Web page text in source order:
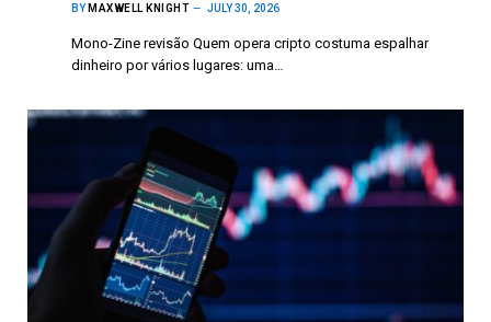
BY MAXWELL KNIGHT JULY 30, 2026
Mono-Zine revisão Quem opera cripto costuma espalhar
dinheiro por vários lugares: uma…